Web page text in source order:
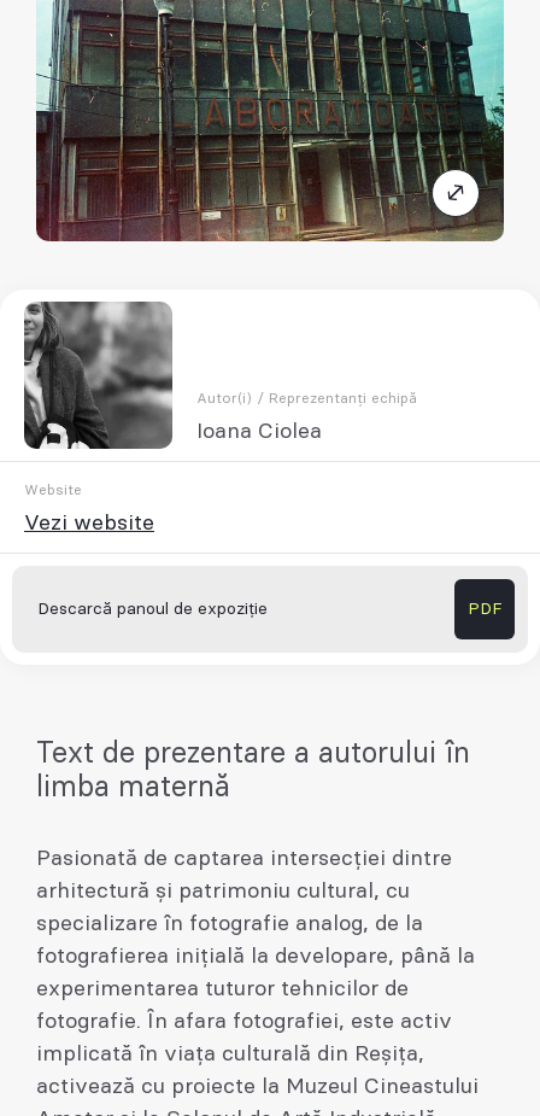
Autor(i) / Reprezentanți echipă
Ioana Ciolea
Website
Vezi website
Descarcă panoul de expoziție PDF
Text de prezentare a autorului în
limba maternă
Pasionată de captarea intersecției dintre
arhitectură și patrimoniu cultural, cu
specializare în fotografie analog, de la
fotografierea inițială la developare, până la
experimentarea tuturor tehnicilor de
fotografie. În afara fotografiei, este activ
implicată în viața culturală din Reșița,
activează cu proiecte la Muzeul Cineastului